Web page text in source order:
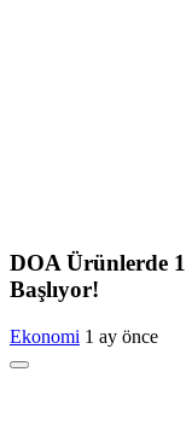
DOA Ürünlerde 1
Başlıyor!
Ekonomi 1 ay önce